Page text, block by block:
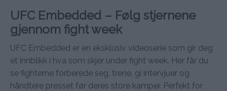
UFC Embedded – Følg stjernene
gjennom fight week
UFC Embedded er en eksklusiv videoserie som gir deg
et innblikk i hva som skjer under fight week. Her får du
se fighterne forberede seg, trene, gi intervjuer og
håndtere presset før deres store kamper. Perfekt for